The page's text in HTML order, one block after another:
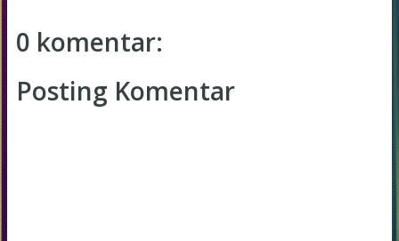
0 komentar:
Posting Komentar